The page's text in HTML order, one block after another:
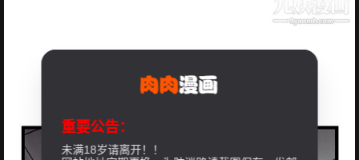
重要公告：
未满18岁请离开！！